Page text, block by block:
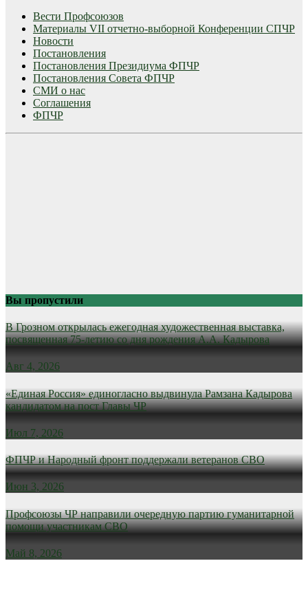
Вести Профсоюзов
Материалы VII отчетно-выборной Конференции СПЧР
Новости
Постановления
Постановления Президиума ФПЧР
Постановления Совета ФПЧР
СМИ о нас
Соглашения
ФПЧР
Вы пропустили
В Грозном открылась ежегодная художественная выставка,
посвященная 75-летию со дня рождения А.А. Кадырова
Авг 4, 2026
«Единая Россия» единогласно выдвинула Рамзана Кадырова
кандидатом на пост Главы ЧР
Июл 7, 2026
ФПЧР и Народный фронт поддержали ветеранов СВО
Июн 3, 2026
Профсоюзы ЧР направили очередную партию гуманитарной
помощи участникам СВО
Май 8, 2026